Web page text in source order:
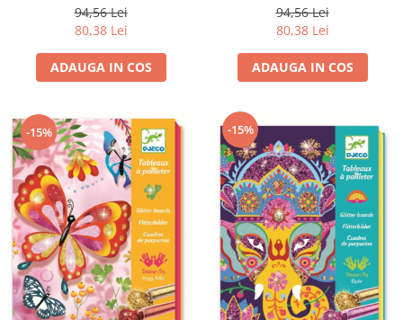
94,56 Lei
80,38 Lei
ADAUGA IN COS
94,56 Lei
80,38 Lei
ADAUGA IN COS
-15% -15%